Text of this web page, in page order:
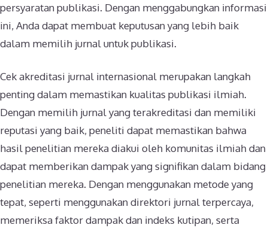
persyaratan publikasi. Dengan menggabungkan informasi
ini, Anda dapat membuat keputusan yang lebih baik
dalam memilih jurnal untuk publikasi.
Cek akreditasi jurnal internasional merupakan langkah
penting dalam memastikan kualitas publikasi ilmiah.
Dengan memilih jurnal yang terakreditasi dan memiliki
reputasi yang baik, peneliti dapat memastikan bahwa
hasil penelitian mereka diakui oleh komunitas ilmiah dan
dapat memberikan dampak yang signifikan dalam bidang
penelitian mereka. Dengan menggunakan metode yang
tepat, seperti menggunakan direktori jurnal terpercaya,
memeriksa faktor dampak dan indeks kutipan, serta